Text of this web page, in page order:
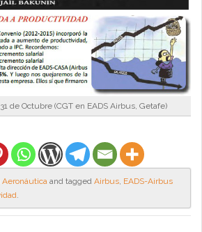
de Octubre (CGT en EADS Airbus, Getafe)
Aeronáutica and tagged Airbus, EADS-Airbus
.